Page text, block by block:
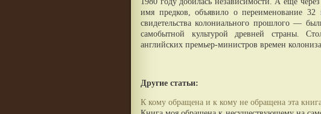
имя предков, объявило о переименование
свидетельства колониального прошлого —
самобытной культурой древней страны.
английских премьер-министров времен
Другие статьи:
К кому обращена и к кому не обращена эта